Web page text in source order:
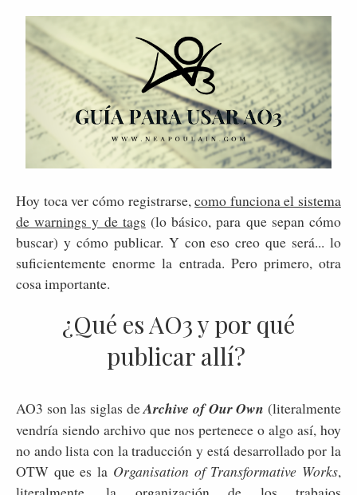
Hoy toca ver cómo registrarse,como funciona el sistema
de warnings y de tags (lo básico, para que sepan cómo
buscar) y cómo publicar. Y con eso creo que será... lo
suficientemente enorme la entrada. Pero primero, otra
cosa importante.
¿Qué es AO3 y por qué
publicar allí?
AO3 son las siglas deArchive of Our Own(literalmente
vendría siendo archivo que nos pertenece o algo así, hoy
no ando lista con la traducción y está desarrollado por la
OTW que es la Organisation of Transformative Works,